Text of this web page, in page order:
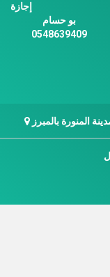
إجازة
بو حسام
0548639409
المنورة بالمبرز